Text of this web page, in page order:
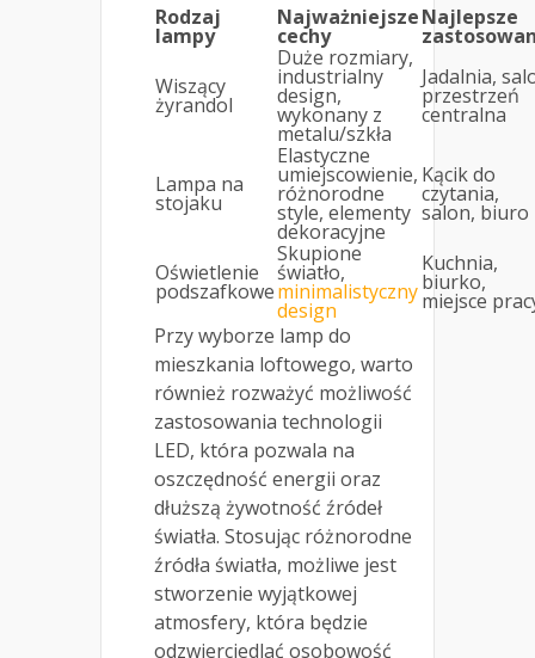
Rodzaj
lampy
Najważniejsze
cechy
Najlepsze
Wiszący
żyrandol
Duże rozmiary,
industrialny
design,
wykonany z
metalu/szkła
Jadalnia,
przestrzeń
centralna
Lampa na
stojaku
Elastyczne
umiejscowienie,
różnorodne
style, elementy
dekoracyjne
Kącik do
czytania,
salon, biuro
Oświetlenie
podszafkowe
Skupione
światło,
minimalistyczny
design
Kuchnia,
biurko,
miejsce
Przy wyborze lamp do
mieszkania loftowego, warto
również rozważyć możliwość
zastosowania technologii
LED, która pozwala na
oszczędność energii oraz
dłuższą żywotność źródeł
światła. Stosując różnorodne
źródła światła, możliwe jest
stworzenie wyjątkowej
atmosfery, która będzie
odzwierciedlać osobowość